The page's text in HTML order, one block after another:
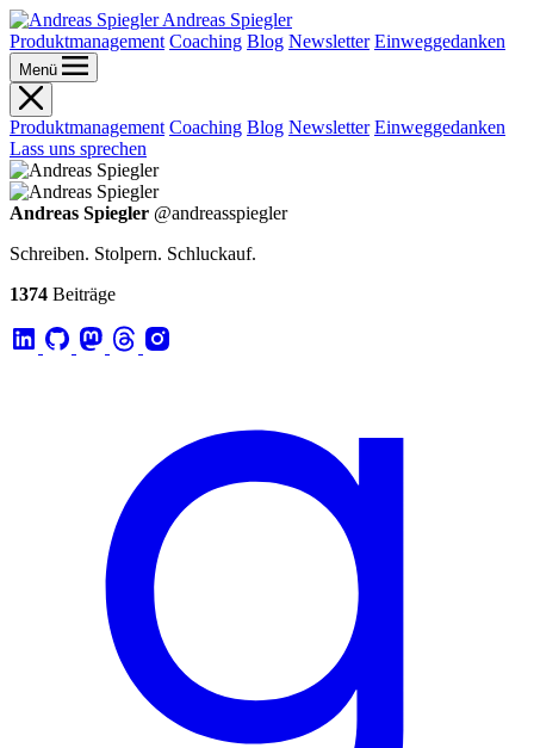
Andreas Spiegler
Produktmanagement Coaching Blog Newsletter Einweggedanken
Menü
Produktmanagement Coaching Blog Newsletter Einweggedanken
Lass uns sprechen
Andreas Spiegler @andreasspiegler
Schreiben. Stolpern. Schluckauf.
1374 Beiträge